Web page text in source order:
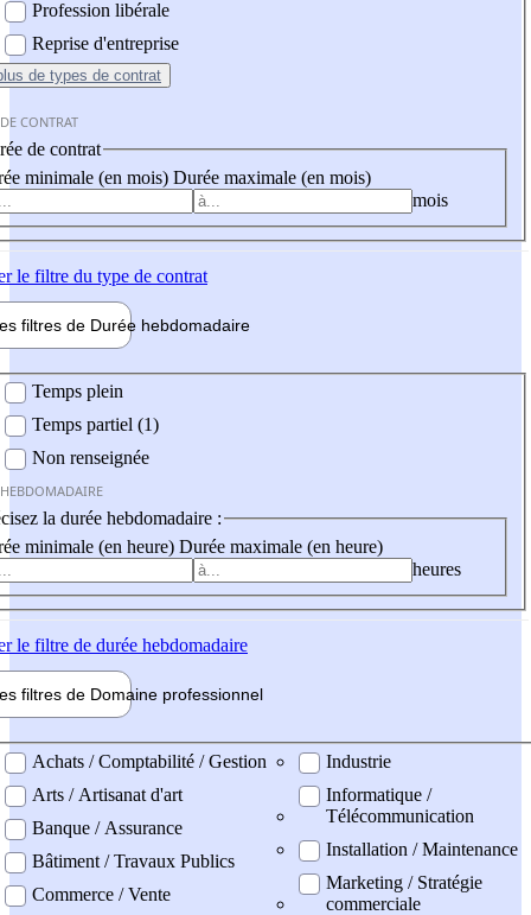
Profession libérale
Reprise d'entreprise
de types de contrat
CONTRAT
de contrat
minimale (en mois) Durée maximale (en mois)
mois
le filtre du type de contrat
filtres de Durée hebdomadaire
Temps plein
Temps partiel (1)
Non renseignée
la durée hebdomadaire :
minimale (en heure) Durée maximale (en heure)
heures
le filtre de durée hebdomadaire
filtres de Domaine professionnel
professionel
Achats / Comptabilité / Gestion
Arts / Artisanat d'art
Banque / Assurance
Bâtiment / Travaux Publics
Commerce / Vente
Industrie
Informatique /
Télécommunication
Installation / Maintenance
Marketing / Stratégie
commerciale